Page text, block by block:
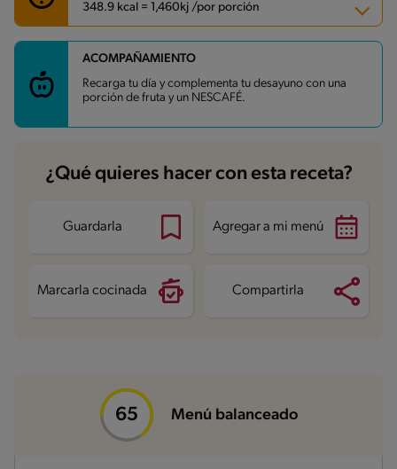
348.9 kcal = 1,460kj /por porción
Carbohidratos 36.5 g
Energía 348.9 kcal
Grasas 18.5 g
Fibra
Azúcares
ACOMPAÑAMIENTO
Recarga tu día y complementa tu desayuno con una
porción de fruta y un NESCAFÉ.
¿Qué quieres hacer con esta receta?
Guardarla Agregar a mi menú
Marcarla cocinada Compartirla
Menú balanceado